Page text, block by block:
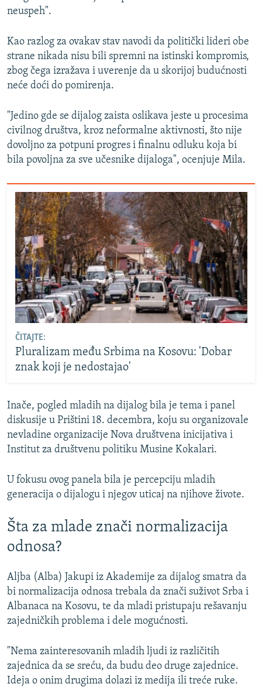
neuspeh".
Kao razlog za ovakav stav navodi da politički lideri obe
strane nikada nisu bili spremni na istinski kompromis,
zbog čega izražava i uverenje da u skorijoj budućnosti
neće doći do pomirenja.
"Jedino gde se dijalog zaista oslikava jeste u procesima
civilnog društva, kroz neformalne aktivnosti, što nije
dovoljno za potpuni progres i finalnu odluku koja bi
bila povoljna za sve učesnike dijaloga", ocenjuje Mila.
ČITAJTE:
Pluralizam među Srbima na Kosovu: 'Dobar
znak koji je nedostajao'
Inače, pogled mladih na dijalog bila je tema i panel
diskusije u Prištini 18. decembra, koju su organizovale
nevladine organizacije Nova društvena inicijativa i
Institut za društvenu politiku Musine Kokalari.
U fokusu ovog panela bila je percepciju mladih
generacija o dijalogu i njegov uticaj na njihove živote.
Šta za mlade znači normalizacija
odnosa?
Aljba (Alba) Jakupi iz Akademije za dijalog smatra da
bi normalizacija odnosa trebala da znači suživot Srba i
Albanaca na Kosovu, te da mladi pristupaju rešavanju
zajedničkih problema i dele mogućnosti.
"Nema zainteresovanih mladih ljudi iz različitih
zajednica da se sreću, da budu deo druge zajednice.
Ideja o onim drugima dolazi iz medija ili treće ruke.